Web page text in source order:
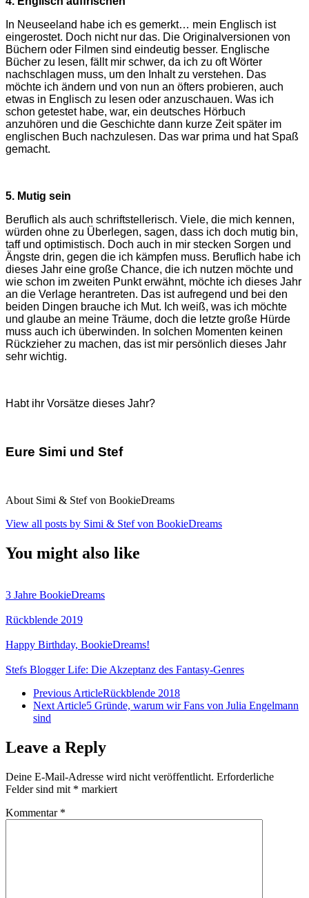
In Neuseeland habe ich es gemerkt… mein Englisch ist
eingerostet. Doch nicht nur das. Die Originalversionen von
Büchern oder Filmen sind eindeutig besser. Englische
Bücher zu lesen, fällt mir schwer, da ich zu oft Wörter
nachschlagen muss, um den Inhalt zu verstehen. Das
möchte ich ändern und von nun an öfters probieren, auch
etwas in Englisch zu lesen oder anzuschauen. Was ich
schon getestet habe, war, ein deutsches Hörbuch
anzuhören und die Geschichte dann kurze Zeit später im
englischen Buch nachzulesen. Das war prima und hat Spaß
gemacht.
5. Mutig sein
Beruflich als auch schriftstellerisch. Viele, die mich kennen,
würden ohne zu Überlegen, sagen, dass ich doch mutig bin,
taff und optimistisch. Doch auch in mir stecken Sorgen und
Ängste drin, gegen die ich kämpfen muss. Beruflich habe ich
dieses Jahr eine große Chance, die ich nutzen möchte und
wie schon im zweiten Punkt erwähnt, möchte ich dieses Jahr
an die Verlage herantreten. Das ist aufregend und bei den
beiden Dingen brauche ich Mut. Ich weiß, was ich möchte
und glaube an meine Träume, doch die letzte große Hürde
muss auch ich überwinden. In solchen Momenten keinen
Rückzieher zu machen, das ist mir persönlich dieses Jahr
sehr wichtig.
Habt ihr Vorsätze dieses Jahr?
Eure Simi und Stef
About Simi & Stef von BookieDreams
View all posts by Simi & Stef von BookieDreams
You might also like
3 Jahre BookieDreams
Rückblende 2019
Happy Birthday, BookieDreams!
Stefs Blogger Life: Die Akzeptanz des Fantasy-Genres
Previous ArticleRückblende 2018
Next Article5 Gründe, warum wir Fans von Julia Engelmann
sind
Leave a Reply
Deine E-Mail-Adresse wird nicht veröffentlicht. Erforderliche
Felder sind mit * markiert
Kommentar *